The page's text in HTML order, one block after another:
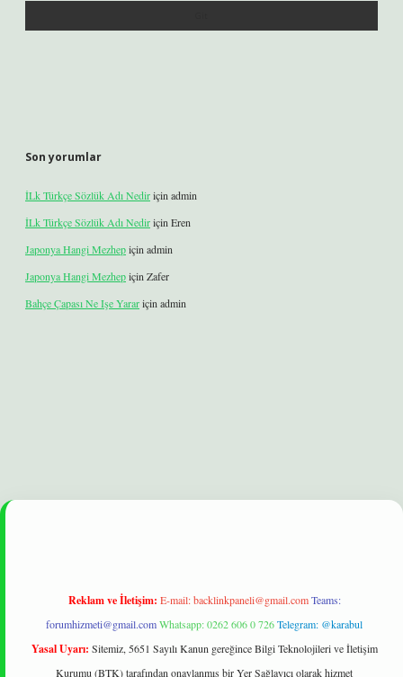
Son yorumlar
İLk Türkçe Sözlük Adı Nediriçin admin
İLk Türkçe Sözlük Adı Nediriçin Eren
Japonya Hangi Mezhepiçin admin
Japonya Hangi Mezhepiçin Zafer
Bahçe Çapası Ne Işe Yarariçin admin
betexper yeni girişilbet
Reklam ve İletişim: E-mail:backlinkpaneli@gmail.com Teams:
forumhizmeti@gmail.comWhatsapp: 0262 606 0 726Telegram: @karabul
Yasal Uyarı: Sitemiz, 5651 Sayılı Kanun gereğince Bilgi Teknolojileri ve İletişim
Kurumu (BTK) tarafından onaylanmış bir Yer Sağlayıcı olarak hizmet